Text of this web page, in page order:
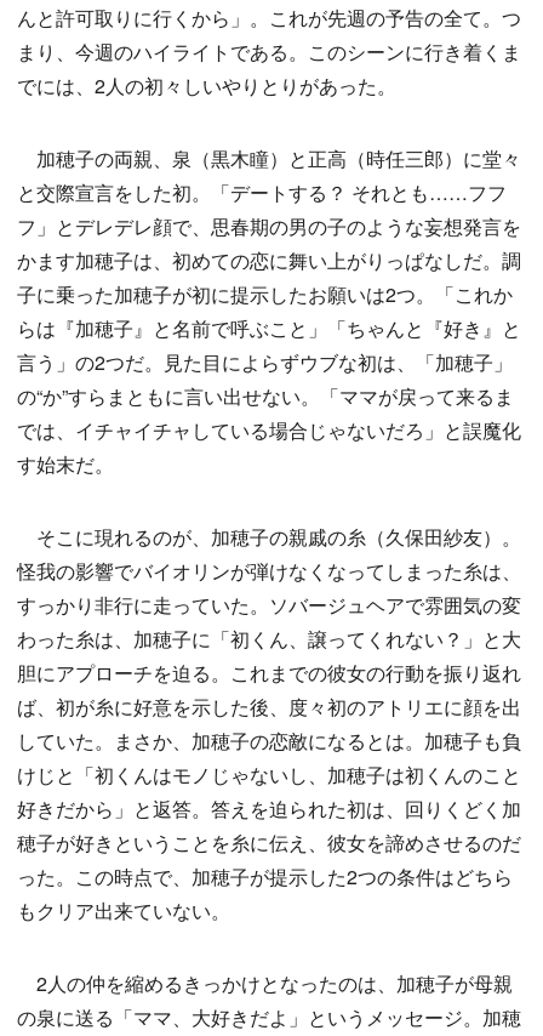
んと許可取りに行くから」。これが先週の予告の全て。つ
まり、今週のハイライトである。このシーンに行き着くま
でには、2人の初々しいやりとりがあった。
加穂子の両親、泉（黒木瞳）と正高（時任三郎）に堂々
と交際宣言をした初。「デートする？ それとも……フフ
フ」とデレデレ顔で、思春期の男の子のような妄想発言を
かます加穂子は、初めての恋に舞い上がりっぱなしだ。調
子に乗った加穂子が初に提示したお願いは2つ。「これか
らは『加穂子』と名前で呼ぶこと」「ちゃんと『好き』と
言う」の2つだ。見た目によらずウブな初は、「加穂子」
の“か”すらまともに言い出せない。「ママが戻って来るま
では、イチャイチャしている場合じゃないだろ」と誤魔化
す始末だ。
そこに現れるのが、加穂子の親戚の糸（久保田紗友）。
怪我の影響でバイオリンが弾けなくなってしまった糸は、
すっかり非行に走っていた。ソバージュヘアで雰囲気の変
わった糸は、加穂子に「初くん、譲ってくれない？」と大
胆にアプローチを迫る。これまでの彼女の行動を振り返れ
ば、初が糸に好意を示した後、度々初のアトリエに顔を出
していた。まさか、加穂子の恋敵になるとは。加穂子も負
けじと「初くんはモノじゃないし、加穂子は初くんのこと
好きだから」と返答。答えを迫られた初は、回りくどく加
穂子が好きということを糸に伝え、彼女を諦めさせるのだ
った。この時点で、加穂子が提示した2つの条件はどちら
もクリア出来ていない。
2人の仲を縮めるきっかけとなったのは、加穂子が母親
の泉に送る「ママ、大好きだよ」というメッセージ。加穂